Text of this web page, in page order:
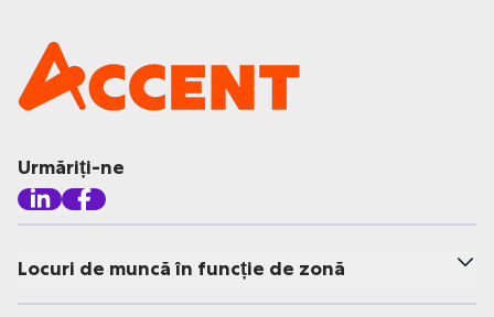
Urmăriți-ne
Locuri de muncă în funcție de zonă